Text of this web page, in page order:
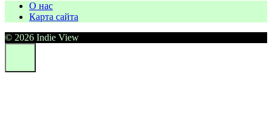
О нас
Карта сайта
© 2026 Indie View